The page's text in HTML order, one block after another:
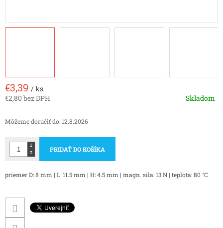
€3,39 / ks
€2,80 bez DPH
cena:
Skladom
Môžeme doručiť do:12.8.2026
PRIDAŤ DO KOŠÍKA
priemer D: 8 mm | L: 11.5 mm | H: 4.5 mm | magn. sila: 13 N | teplota: 80 °C